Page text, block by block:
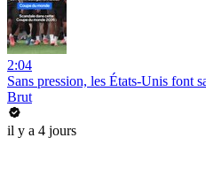
2:04
Sans pression, les États-Unis font
Brut
il y a 4 jours